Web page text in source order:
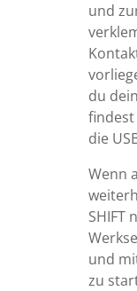
und
du
findest
die
Wenn
SHIFT
und
zu